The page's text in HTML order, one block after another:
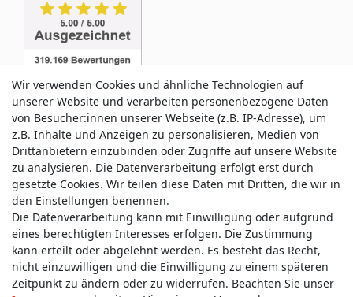
Service & Kontakt
Wünschen Sie einen Rückruf?
service@allmyclothes.de
Schreiben Sie uns:
service@allmyclothes.de
Wir verwenden Cookies und ähnliche Technologien auf
unserer Website und verarbeiten personenbezogene Daten
von Besucher:innen unserer Webseite (z.B. IP-Adresse), um
z.B. Inhalte und Anzeigen zu personalisieren, Medien von
Drittanbietern einzubinden oder Zugriffe auf unsere Website
zu analysieren. Die Datenverarbeitung erfolgt erst durch
gesetzte Cookies. Wir teilen diese Daten mit Dritten, die wir in
den Einstellungen benennen.
Die Datenverarbeitung kann mit Einwilligung oder aufgrund
eines berechtigten Interesses erfolgen. Die Zustimmung
kann erteilt oder abgelehnt werden. Es besteht das Recht,
nicht einzuwilligen und die Einwilligung zu einem späteren
Zeitpunkt zu ändern oder zu widerrufen. Beachten Sie unser